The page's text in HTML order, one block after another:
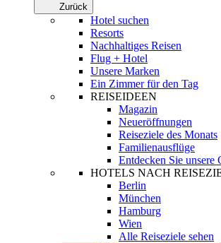
Zurück
Hotel suchen
Resorts
Nachhaltiges Reisen
Flug + Hotel
Unsere Marken
Ein Zimmer für den Tag
REISEIDEEN
Magazin
Neueröffnungen
Reiseziele des Monats
Familienausflüge
Entdecken Sie unsere
HOTELS NACH
Berlin
München
Hamburg
Wien
Alle Reiseziele sehen